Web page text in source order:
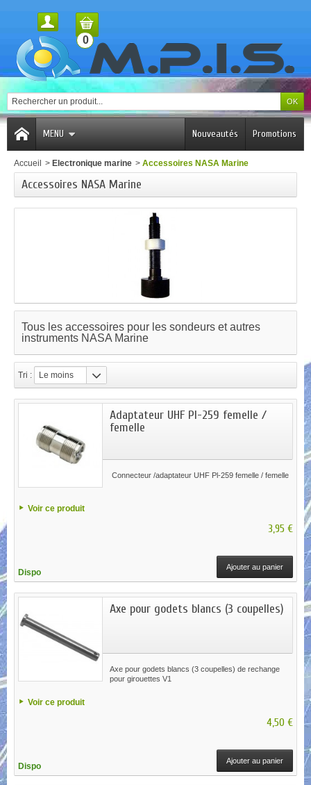
0
MENU Promotions
Nouveautés
Accueil > Electronique marine > Accessoires NASA Marine
Accessoires NASA Marine
Tous les accessoires pour les sondeurs et autres
instruments NASA Marine
Tri :
Le moins
cher
Adaptateur UHF Pl-259 femelle /
femelle
Connecteur /adaptateur UHF Pl-259 femelle / femelle
Voir ce produit
3,95 €
Dispo
Ajouter au panier
Axe pour godets blancs (3 coupelles)
Axe pour godets blancs (3 coupelles) de rechange
pour girouettes V1
Voir ce produit
4,50 €
Dispo
Ajouter au panier